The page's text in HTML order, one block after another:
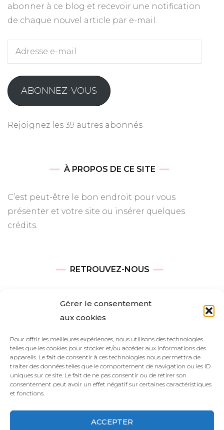
Gérer le consentement
aux cookies
Pour offrir les meilleures expériences, nous utilisons des technologies
telles que les cookies pour stocker et/ou accéder aux informations des
appareils. Le fait de consentir à ces technologies nous permettra de
traiter des données telles que le comportement de navigation ou les ID
uniques sur ce site. Le fait de ne pas consentir ou de retirer son
consentement peut avoir un effet négatif sur certaines caractéristiques
et fonctions.
ACCEPTER
abonner à ce blog et recevoir une notification
de chaque nouvel article par e-mail.
Adresse
mail
ABONNEZ-VOUS
Rejoignez les 39 autres abonnés
À PROPOS DE CE SITE
C’est peut-être le bon endroit pour vous
présenter et votre site ou insérer quelques
crédits.
RETROUVEZ-NOUS
Heures d’ouverture
Du lundi au vendredi : 9h00—17h00
Les samedi et dimanche : 11h00–15h00